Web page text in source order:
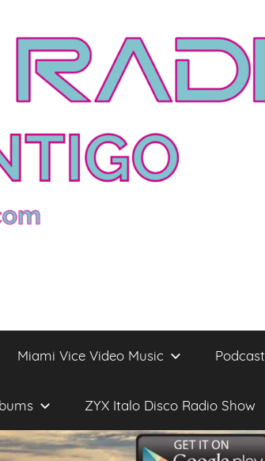
Miami Vice Video Music Podcast
ZYX Italo Disco Radio Show